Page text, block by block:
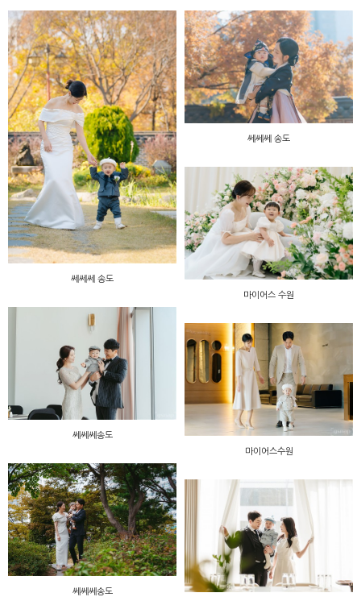
쎄쎄쎄 송도
쎄쎄쎄 송도
마이어스 수원
쎄쎄쎄송도
마이어스수원
쎄쎄쎄송도